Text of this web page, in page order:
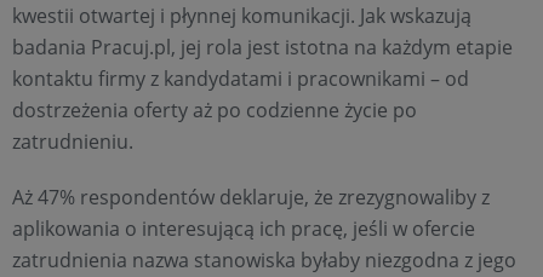
kwestii otwartej i płynnej komunikacji. Jak wskazują
badania Pracuj.pl, jej rola jest istotna na każdym etapie
kontaktu firmy z kandydatami i pracownikami – od
dostrzeżenia oferty aż po codzienne życie po
zatrudnieniu.
Aż 47% respondentów deklaruje, że zrezygnowaliby z
aplikowania o interesującą ich pracę, jeśli w ofercie
zatrudnienia nazwa stanowiska byłaby niezgodna z jego